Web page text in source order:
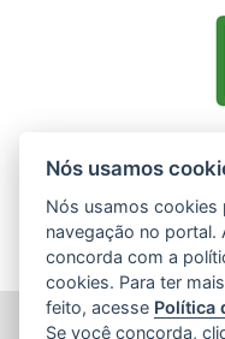
INSTITUTO
Nós usamos
Nós usamos cookies
navegação no portal.
concorda com a
cookies. Para ter
feito, acesse Política
Se você concorda,